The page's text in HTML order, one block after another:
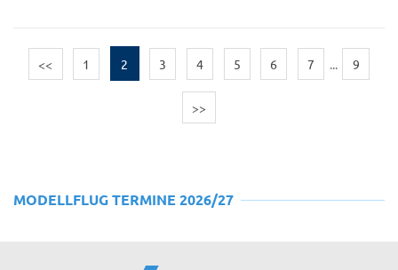
<< 1 2 3 4 5 6 7 ... 9
>>
MODELLFLUG TERMINE 2026/27